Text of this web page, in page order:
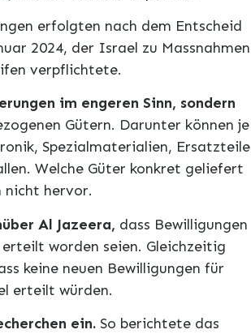
erfolgten nach dem Entscheid
2024, der Israel zu Massnahmen
verpflichtete.
im engeren Sinn, sondern
Gütern. Darunter können je
Spezialmaterialien, Ersatzteile
Welche Güter konkret geliefert
nicht hervor.
Al Jazeera, dass Bewilligungen
worden seien. Gleichzeitig
keine neuen Bewilligungen für
erteilt würden.
ein. So berichtete das